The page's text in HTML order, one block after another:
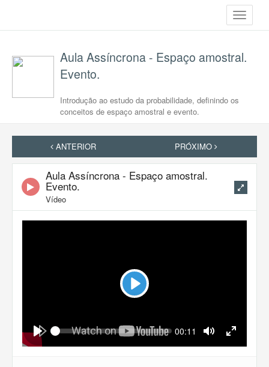
Toggle
Aula Assíncrona - Espaço amostral.
Evento.
Introdução ao estudo da probabilidade, definindo os
conceitos de espaço amostral e evento.
ANTERIOR PRÓXIMO
Aula Assíncrona - Espaço amostral.
Evento.
Vídeo
Play
Play
Seek Current
00:11
Mute Fullscreen